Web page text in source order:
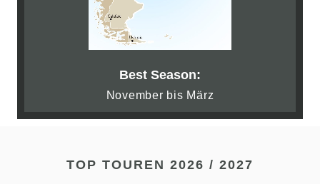
Best Season:
November bis März
TOP TOUREN 2026 / 2027